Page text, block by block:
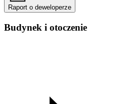
Raport o deweloperze
Budynek i otoczenie